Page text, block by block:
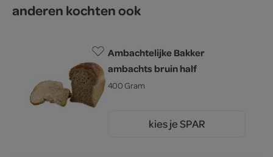
anderen kochten ook
Ambachtelijke Bakker
ambachts bruin half
400 Gram
kies je SPAR